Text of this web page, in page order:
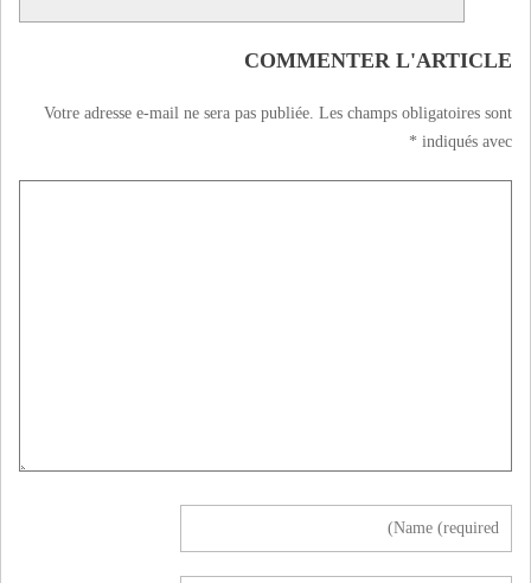
COMMENTER L'ARTICLE
Votre adresse e-mail ne sera pas publiée. Les champs obligatoires sont
indiqués avec
*